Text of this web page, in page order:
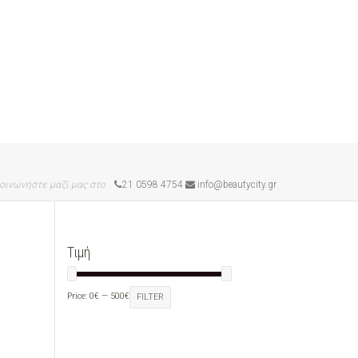
μαζί μας στο 21 0598 4754 info@beautycity.gr
Τιμή
FILTER
Price: 0€ — 500€